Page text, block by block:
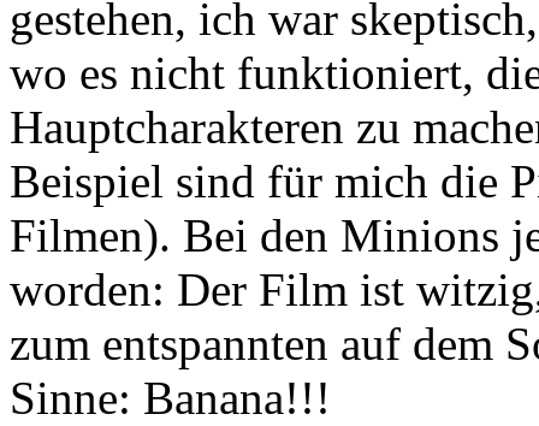
gestehen, ich war
wo es nicht funktioniert,
Hauptcharakteren zu
Beispiel sind für mich die
Filmen). Bei den Minions
worden: Der Film ist
zum entspannten auf dem
Sinne: Banana!!!